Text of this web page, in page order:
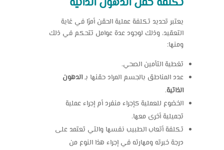
يعتبر تحديد تكلفة عملية الحقن أمرًا في غاية
التعقيد، وذلك لوجود عدة عوامل تتحكم في ذلك
ومنها:
تغطية التأمين الصحي.
عدد المناطق بالجسم المراد حقنها بـالدهون
الذاتية.
الخضوع للعملية كإجراء منفرد أم إجراء عملية
تجميلية أخرى معها.
تكلفة أتعاب الطبيب نفسها والتي تعتمد على
درجة خبرته ومهارته في إجراء هذا النوع من